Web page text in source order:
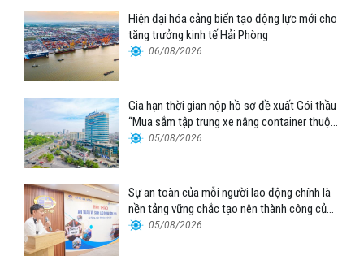
Hiện đại hóa cảng biển tạo động lực mới cho
tăng trưởng kinh tế Hải Phòng
06/08/2026
Gia hạn thời gian nộp hồ sơ đề xuất Gói thầu
“Mua sắm tập trung xe nâng container thuộc
Tổng công ty Hàng hải Việt Nam – CTCP”
05/08/2026
Sự an toàn của mỗi người lao động chính là
nền tảng vững chắc tạo nên thành công của
Cảng Đà Nẵng
05/08/2026